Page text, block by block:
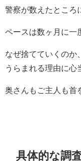
警察が数えたところ
ペースは数ヶ月に一
なぜ捨てていくのか
うらまれる理由に心
奥さんもご主人も首
具体的な調